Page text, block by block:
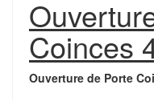
Coinces
Ouverture de Porte